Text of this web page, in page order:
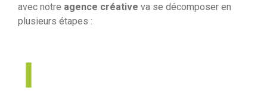
avec notre agence créative va se décomposer en
plusieurs étapes :